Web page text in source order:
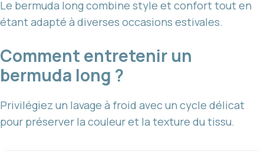
Le bermuda long combine style et confort tout en
étant adapté à diverses occasions estivales.
Comment entretenir un
bermuda long ?
Privilégiez un lavage à froid avec un cycle délicat
pour préserver la couleur et la texture du tissu.